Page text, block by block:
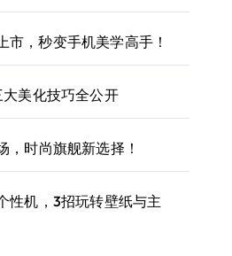
市，秒变手机美学高手！
美化技巧全公开
，时尚旗舰新选择！
性机，3招玩转壁纸与主